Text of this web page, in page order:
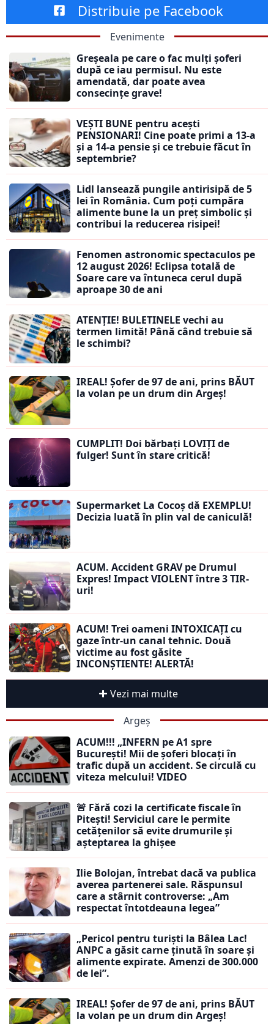
Distribuie pe Facebook
Evenimente
Greșeala pe care o fac mulți șoferi
după ce iau permisul. Nu este
amendată, dar poate avea
consecințe grave!
VEȘTI BUNE pentru acești
PENSIONARI! Cine poate primi a 13-a
și a 14-a pensie și ce trebuie făcut în
septembrie?
Lidl lansează pungile antirisipă de 5
lei în România. Cum poți cumpăra
alimente bune la un preț simbolic și
contribui la reducerea risipei!
Fenomen astronomic spectaculos pe
12 august 2026! Eclipsa totală de
Soare care va întuneca cerul după
aproape 30 de ani
ATENȚIE! BULETINELE vechi au
termen limită! Până când trebuie să
le schimbi?
IREAL! Șofer de 97 de ani, prins BĂUT
la volan pe un drum din Argeș!
CUMPLIT! Doi bărbați LOVIȚI de
fulger! Sunt în stare critică!
Supermarket La Cocoș dă EXEMPLU!
Decizia luată în plin val de caniculă!
ACUM. Accident GRAV pe Drumul
Expres! Impact VIOLENT între 3 TIR-
uri!
ACUM! Trei oameni INTOXICAȚI cu
gaze într-un canal tehnic. Două
victime au fost găsite
INCONȘTIENTE! ALERTĂ!
Vezi mai multe
Argeș
ACUM!!! „INFERN pe A1 spre
București! Mii de șoferi blocați în
trafic după un accident. Se circulă cu
viteza melcului! VIDEO
🚨 Fără cozi la certificate fiscale în
Pitești! Serviciul care le permite
cetățenilor să evite drumurile și
așteptarea la ghișee
Ilie Bolojan, întrebat dacă va publica
averea partenerei sale. Răspunsul
care a stârnit controverse: „Am
respectat întotdeauna legea”
„Pericol pentru turiști la Bâlea Lac!
ANPC a găsit carne ținută în soare și
alimente expirate. Amenzi de 300.000
de lei”.
IREAL! Șofer de 97 de ani, prins BĂUT
la volan pe un drum din Argeș!